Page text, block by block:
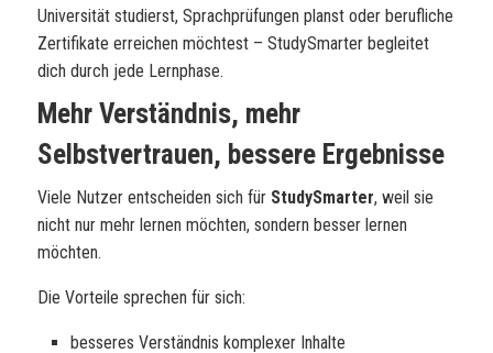
Universität studierst, Sprachprüfungen planst oder berufliche
Zertifikate erreichen möchtest – StudySmarter begleitet
dich durch jede Lernphase.
Mehr Verständnis, mehr
Selbstvertrauen, bessere Ergebnisse
Viele Nutzer entscheiden sich für StudySmarter, weil sie
nicht nur mehr lernen möchten, sondern besser lernen
möchten.
Die Vorteile sprechen für sich:
besseres Verständnis komplexer Inhalte